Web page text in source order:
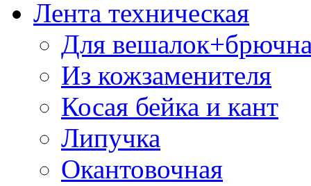
Лента техническая
Для
Из кожзаменителя
Косая бейка и кант
Липучка
Окантовочная